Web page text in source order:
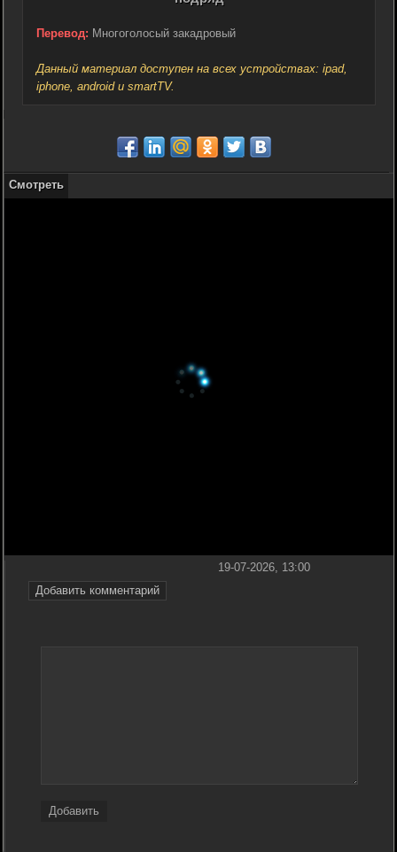
Перевод: Многоголосый закадровый
Данный материал доступен на всех устройствах: ipad,
iphone, android и smartTV.
Смотреть
Добавить комментарий
19-07-2026, 13:00
Добавить